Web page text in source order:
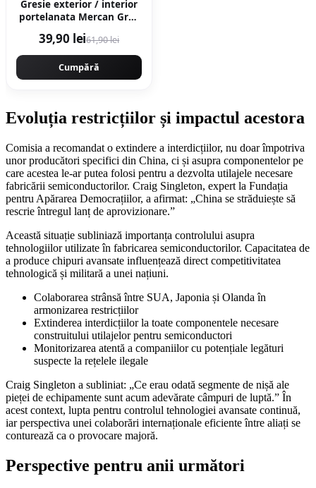
Gresie exterior / interior
portelanata Mercan Grey
marmura
39,90 lei61,90 lei
Cumpără
Evoluția restricțiilor și impactul acestora
Comisia a recomandat o extindere a interdicțiilor, nu doar împotriva
unor producători specifici din China, ci și asupra componentelor pe
care acestea le-ar putea folosi pentru a dezvolta utilajele necesare
fabricării semiconductorilor. Craig Singleton, expert la Fundația
pentru Apărarea Democrațiilor, a afirmat: „China se străduiește să
rescrie întregul lanț de aprovizionare.”
Această situație subliniază importanța controlului asupra
tehnologiilor utilizate în fabricarea semiconductorilor. Capacitatea de
a produce chipuri avansate influențează direct competitivitatea
tehnologică și militară a unei națiuni.
Colaborarea strânsă între SUA, Japonia și Olanda în
armonizarea restricțiilor
Extinderea interdicțiilor la toate componentele necesare
construitului utilajelor pentru semiconductori
Monitorizarea atentă a companiilor cu potențiale legături
suspecte la rețelele ilegale
Craig Singleton a subliniat: „Ce erau odată segmente de nișă ale
pieței de echipamente sunt acum adevărate câmpuri de luptă.” În
acest context, lupta pentru controlul tehnologiei avansate continuă,
iar perspectiva unei colaborări internaționale eficiente între aliați se
conturează ca o provocare majoră.
Perspective pentru anii următori